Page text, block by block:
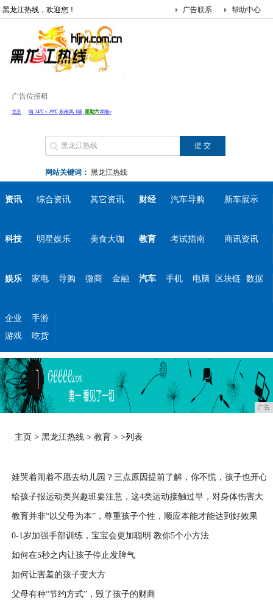
黑龙江热线，欢迎您！ 帮助中心
广告联系
广告位招租
网站关键词： 黑龙江热线
资讯 综合资讯 其它资讯 财经 汽车导购 新车展示
科技 明星娱乐 美食大咖 教育 考试指南 商讯资讯
娱乐 家电 导购 微商 金融 汽车 手机 电脑 区块链 数据
企业
手游
游戏
吃货
广告
主页 >黑龙江热线 >教育 > >列表
娃哭着闹着不愿去幼儿园？三点原因提前了解，你不慌，孩子也开心
2020-09-09
给孩子报运动类兴趣班要注意，这4类运动接触过早，对身体伤害大
2020-09-09
教育并非“以父母为本”，尊重孩子个性，顺应本能才能达到好效果
2020-09-09
0-1岁加强手部训练，宝宝会更加聪明 教你5个小方法
如何在5秒之内让孩子停止发脾气
如何让害羞的孩子变大方
父母有种“节约方式”，毁了孩子的财商